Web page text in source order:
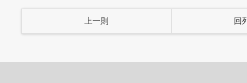
地點位於門縣金城鎮前水頭，屬於國家公園，
說，是相當好的住宿選擇。
上一則 回